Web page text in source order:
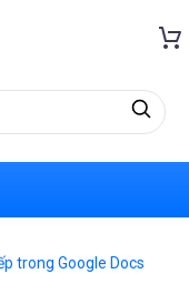
trong Google Docs